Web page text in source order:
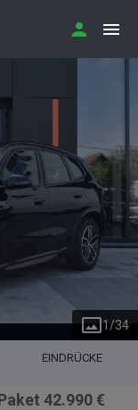
1 /34
EINDRÜCKE
42.990 €